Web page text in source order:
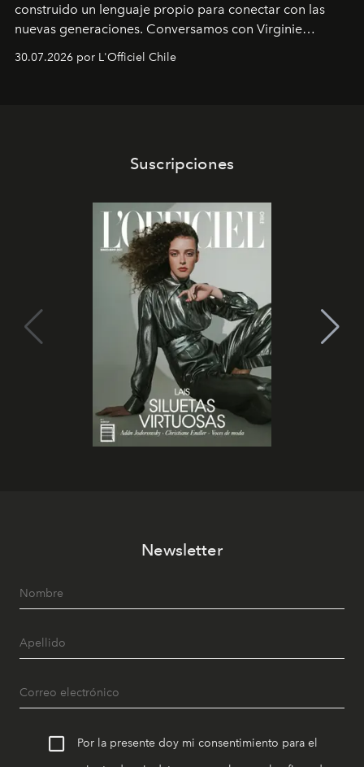
construido un lenguaje propio para conectar con las
nuevas generaciones. Conversamos con Virginie
Dubray, la responsable de marketing para
Latinoamérica, sobre identidad, cultura y el valor
30.07.2026 por L'Officiel Chile
Suscripciones
Newsletter
Por la presente doy mi consentimiento para el